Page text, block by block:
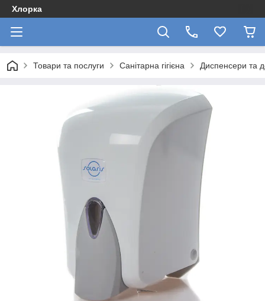
Хлорка
Товари та послуги Санітарна гігієна Диспенсери та